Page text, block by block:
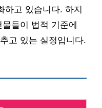
하고 있습니다. 하지
들이 법적 기준에
고 있는 실정입니다.